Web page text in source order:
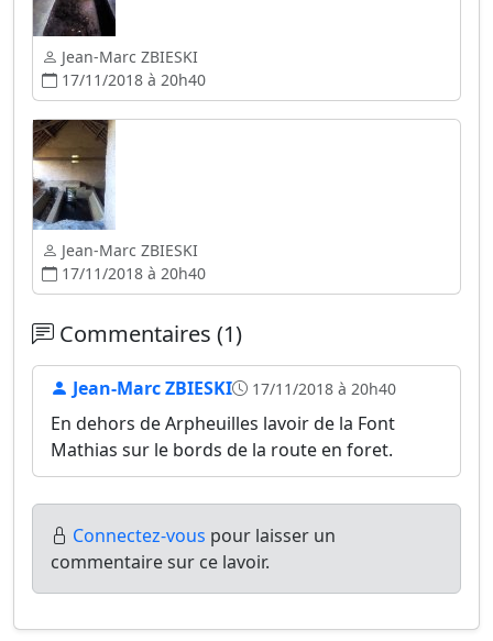
Jean-Marc ZBIESKI
17/11/2018 à 20h40
Jean-Marc ZBIESKI
17/11/2018 à 20h40
Commentaires (1)
Jean-Marc ZBIESKI 17/11/2018 à 20h40
En dehors de Arpheuilles lavoir de la Font
Mathias sur le bords de la route en foret.
Connectez-vous pour laisser un
commentaire sur ce lavoir.